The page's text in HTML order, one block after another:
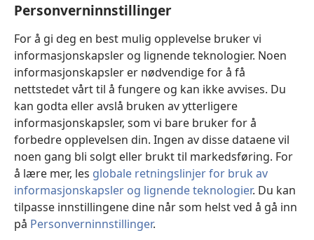
Personverninnstillinger
For å gi deg en best mulig opplevelse bruker vi
informasjonskapsler og lignende teknologier. Noen
informasjonskapsler er nødvendige for å få
nettstedet vårt til å fungere og kan ikke avvises. Du
kan godta eller avslå bruken av ytterligere
informasjonskapsler, som vi bare bruker for å
forbedre opplevelsen din. Ingen av disse dataene vil
noen gang bli solgt eller brukt til markedsføring. For
å lære mer, les globale retningslinjer for bruk av
informasjonskapsler og lignende teknologier. Du kan
tilpasse innstillingene dine når som helst ved å gå inn
på Personverninnstillinger.
Bidrag
(åpner
nytt
vindu)Watchtower ONLINE LIBRARY™
(åpner
nytt
vindu) JW Hub ®
(åpner
nytt
vindu)JW Library ®
Watchtower Library
Copyright
© 2026 Watch Tower Bible and Tract Society of Pennsylvania.
VILKÅR FOR BRUK| PERSONVERN